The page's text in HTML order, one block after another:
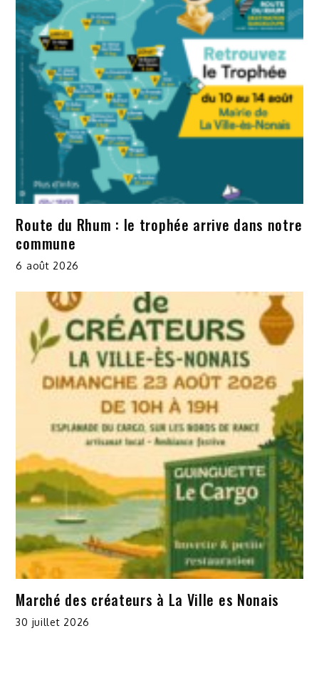
Route du Rhum : le trophée arrive dans notre
commune
6 août 2026
Marché des créateurs à La Ville es Nonais
30 juillet 2026